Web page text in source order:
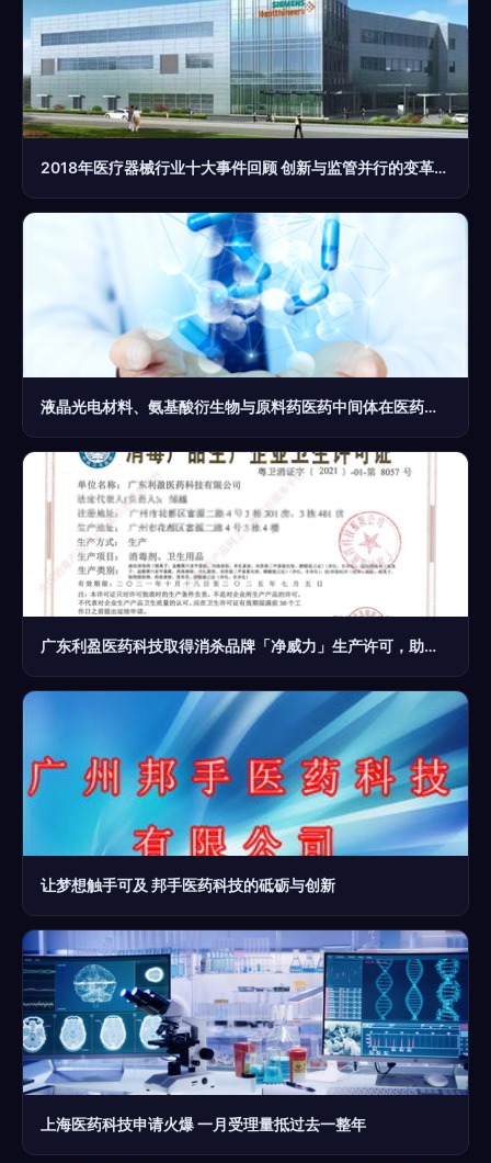
2018年医疗器械行业十大事件回顾 创新与监管并行的变革之年
液晶光电材料、氨基酸衍生物与原料药医药中间体在医药科技中的融合发展
广东利盈医药科技取得消杀品牌「净威力」生产许可，助力医药科技领域新突破
让梦想触手可及 邦手医药科技的砥砺与创新
上海医药科技申请火爆 一月受理量抵过去一整年